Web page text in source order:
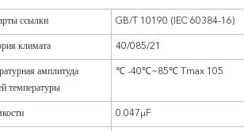
ссылки GB/T 10190 (IEC 60384-16)
климата 40/085/21
амплитуда
температуры
℃ -40℃~85℃ Tmax 105
0.047μF